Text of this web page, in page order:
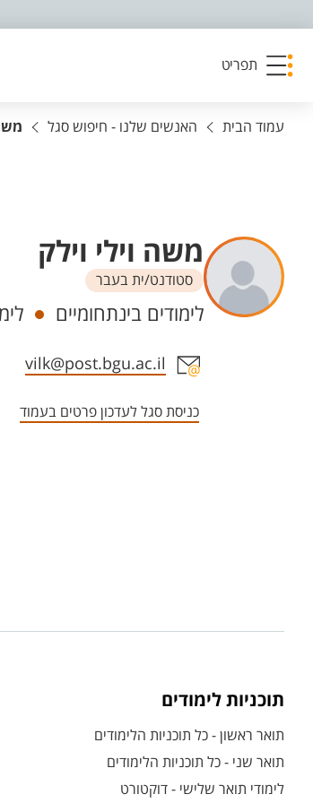
תפריט
עמוד הבית האנשים שלנו - חיפוש סגל
משה וילי וילק
סטודנט/ית בעבר
יחידות
לימודים בינתחומיים
אזור צור קשר עם איש
vilk@post.bgu.ac.il
כניסת סגל לעדכון פרטים בעמוד
תוכניות לימודים
תואר ראשון - כל תוכניות הלימודים
תואר שני - כל תוכניות הלימודים
לימודי תואר שלישי - דוקטורט